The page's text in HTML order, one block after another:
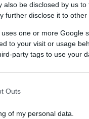
also be disclosed by us
further disclose it to other
one or more Google
to your visit or usage
party tags to use your
Outs
of my personal data.